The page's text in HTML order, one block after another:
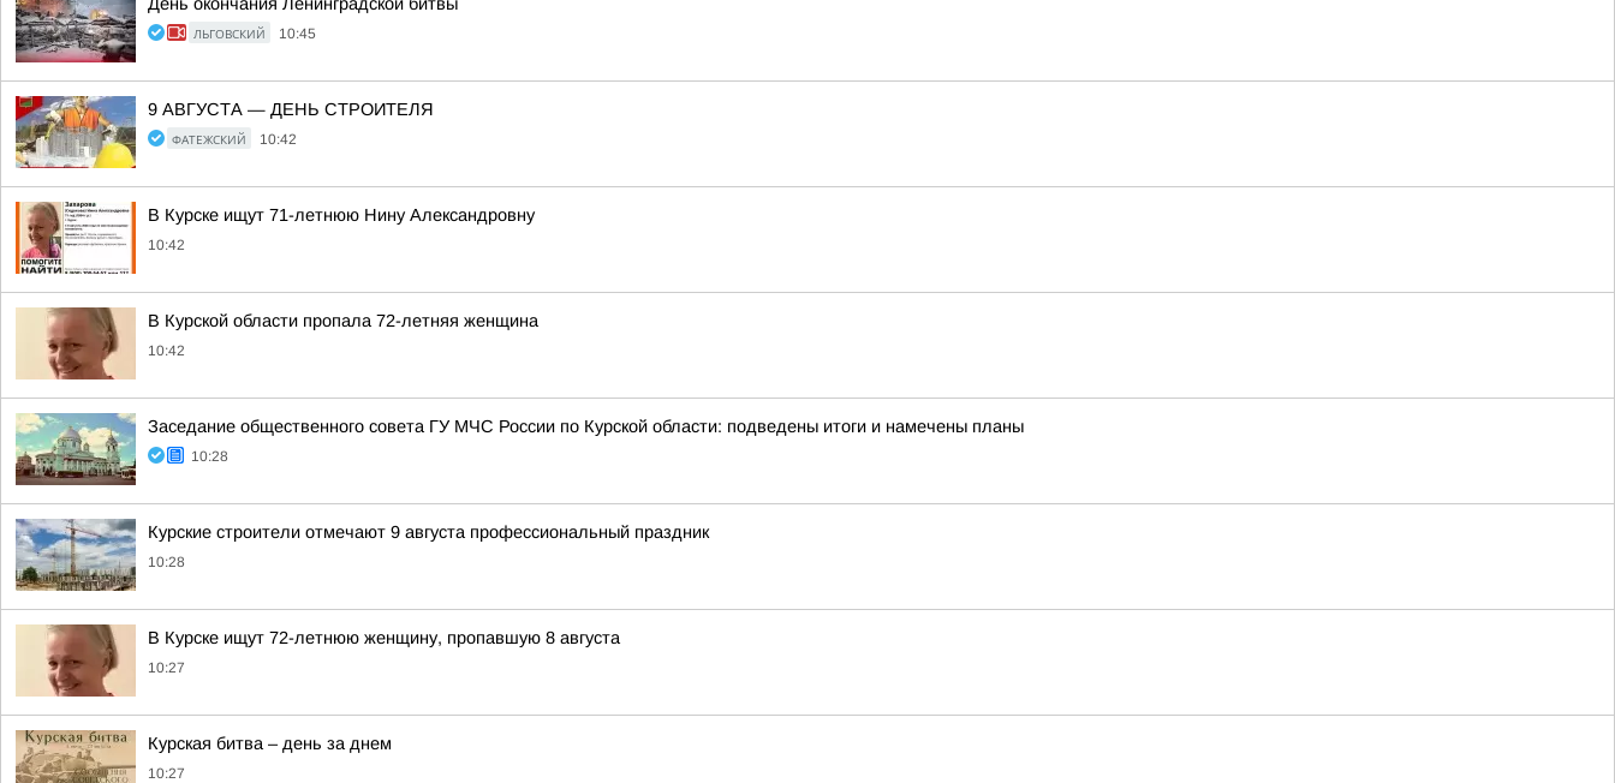
ЛЬГОВСКИЙ 10:45
9 АВГУСТА — ДЕНЬ СТРОИТЕЛЯ
ФАТЕЖСКИЙ 10:42
В Курске ищут 71-летнюю Нину Александровну
10:42
В Курской области пропала 72-летняя женщина
10:42
Заседание общественного совета ГУ МЧС России по Курской области: подведены итоги и намечены планы
10:28
Курские строители отмечают 9 августа профессиональный праздник
10:28
В Курске ищут 72-летнюю женщину, пропавшую 8 августа
10:27
Курская битва – день за днем
10:27